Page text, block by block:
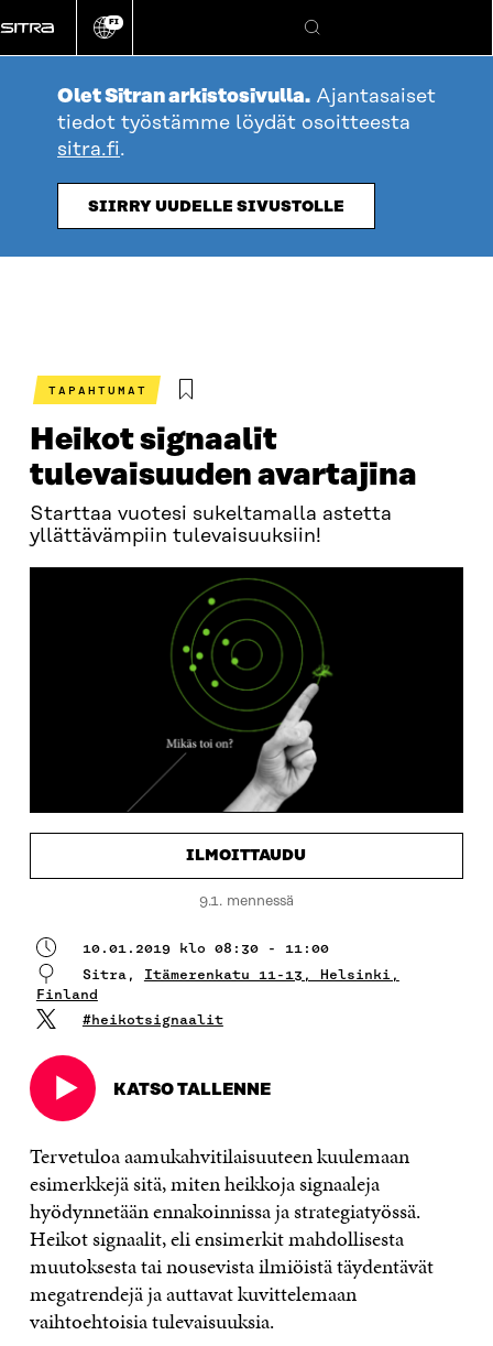
suoraan
sisältöön
Vaihda
kieli
FI
Hae
Olet Sitran arkistosivulla. Ajantasaiset
tiedot työstämme löydät osoitteesta
sitra.fi.
SIIRRY UUDELLE SIVUSTOLLE
TAPAHTUMAT
Heikot signaalit
tulevaisuuden avartajina
Starttaa vuotesi sukeltamalla astetta
yllättävämpiin tulevaisuuksiin!
ILMOITTAUDU
9.1. mennessä
10.01.2019 klo 08:30 - 11:00
Sitra, Itämerenkatu 11-13, Helsinki,
Finland
#heikotsignaalit
KATSO TALLENNE
Avautuu
uudessa
ikkunassa
Tervetuloa aamukahvitilaisuuteen kuulemaan
esimerkkejä sitä, miten heikkoja signaaleja
hyödynnetään ennakoinnissa ja strategiatyössä.
Heikot signaalit, eli ensimerkit mahdollisesta
muutoksesta tai nousevista ilmiöistä täydentävät
megatrendejä ja auttavat kuvittelemaan
vaihtoehtoisia tulevaisuuksia.